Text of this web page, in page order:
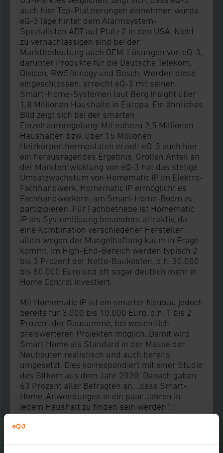
auch hier Top-Platzierungen einnehmen würde.
eQ-3 läge hinter dem Alarmsystem-
Spezialisten ADT auf Platz 2 in den USA. Nicht
zu vernachlässigen sind bei der
Marktbedeutung auch OEM-Lösungen von eQ-3,
darunter Produkte für die Deutsche Telekom,
Qivicon, RWE/innogy und Bosch. Werden diese
eingeschlossen, erreicht eQ-3 mit seinen
Smart-Home-Systemen laut Berg Insight über
1,8 Millionen Haushalte in Europa. Ein ähnliches
Bild zeigt sich bei der smarten
Einzelraumregelung: Mit nahezu 2,5 Millionen
Haushalten bzw. über 15 Millionen
Heizkörperthermostaten erzielt eQ-3 auch hier
ein herausragendes Ergebnis. Großen Anteil an
der Marktentwicklung von eQ-3 hat das stetige
Umsatzwachstum von Homematic IP im Elektro-
Fachhandwerk. Homematic IP ermöglicht es
Fachhandwerkern, am Smart-Home-Boom zu
partizipieren. Für Fachbetriebe ist Homematic
IP als Systemlösung besonders attraktiv, da
eine Kombination verschiedener Hersteller
allein wegen der Mangelhaftung kaum in Frage
kommt. Im High-End-Bereich werden typisch 2
bis 3 Prozent der Netto-Baukosten, d.h. 30.000
bis 80.000 Euro und oft sogar deutlich mehr in
Home Control investiert.
Mit Homematic IP ist ein smarter Neubau jedoch
bereits für 3.000 bis 10.000 Euro, d.h. 1 bis 2
Prozent der Bausumme, bei wesentlich
preiswerteren Projekten möglich. Damit wird
Smart Home als Standard in der Masse der
Neubauten realistisch und auch bereits
umgesetzt. Dies korrespondiert mit einer Studie
des Bitkom aus dem Jahr 2020: Danach gaben
63 Prozent aller Befragten an, „dass Smart-
Home-Anwendungen in ein paar Jahren in
jedem Haushalt zu finden sein werden“.
Homematic IP im Fach-handwerk in 2021: Der